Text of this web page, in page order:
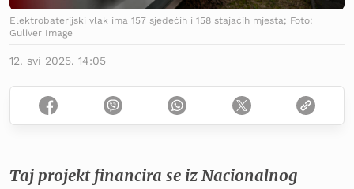
Elektrobaterijski vlak ima 157 sjedećih i 158 stajaćih mjesta; Foto:
Guliver Image
12. svi 2025. 14:05
Taj projekt financira se iz Nacionalnog